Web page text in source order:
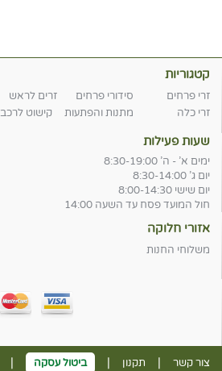
קטגוריות
זרי פרחים סידורי פרחים זרים לראש
זרי כלה
מתנות והפתעות קישוט לרכב
שעות פעילות
ימים א' - ה' 8:30-19:00
יום ג' 8:30-14:00
יום שישי 8:00-14:30
חול המועד פסח עד השעה 14:00
אזורי חלוקה
משלוחי החנות
צור קשר | תקנון | ביטול עסקה |